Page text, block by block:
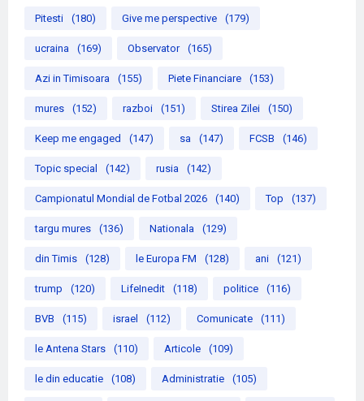
Pitesti (180) Give me perspective (179)
ucraina (169) Observator (165)
Azi in Timisoara (155) Piete Financiare (153)
mures (152) razboi (151) Stirea Zilei (150)
Keep me engaged (147) sa (147) FCSB (146)
Topic special (142) rusia (142)
Campionatul Mondial de Fotbal 2026 (140) Top (137)
targu mures (136) Nationala (129)
din Timis (128) le Europa FM (128) ani (121)
trump (120) LifeInedit (118) politice (116)
BVB (115) israel (112) Comunicate (111)
le Antena Stars (110) Articole (109)
le din educatie (108) Administratie (105)